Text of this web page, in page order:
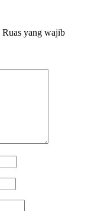
Ruas yang wajib